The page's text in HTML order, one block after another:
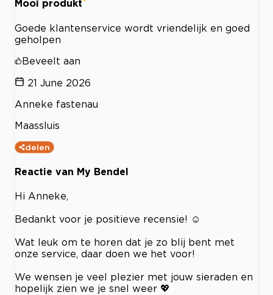
Mooi produkt
Goede klantenservice wordt vriendelijk en goed
geholpen
Beveelt aan
21 June 2026
Anneke fastenau
Maassluis
delen
Reactie van My Bendel
Hi Anneke,
Bedankt voor je positieve recensie! ☺️
Wat leuk om te horen dat je zo blij bent met
onze service, daar doen we het voor!
We wensen je veel plezier met jouw sieraden en
hopelijk zien we je snel weer 💖